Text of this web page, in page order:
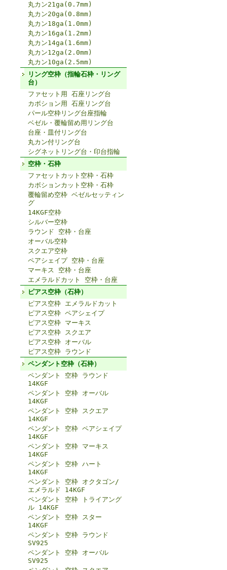
丸カン21ga(0.7mm)
丸カン20ga(0.8mm)
丸カン18ga(1.0mm)
丸カン16ga(1.2mm)
丸カン14ga(1.6mm)
丸カン12ga(2.0mm)
丸カン10ga(2.5mm)
リング空枠（指輪石枠・リング
台）
ファセット用 石座リング台
カボション用 石座リング台
パール空枠リング台座指輪
ベゼル・覆輪留め用リング台
台座・皿付リング台
丸カン付リング台
シグネットリング台・印台指輪
空枠・石枠
ファセットカット空枠・石枠
カボションカット空枠・石枠
覆輪留め空枠 ベゼルセッティン
グ
14KGF空枠
シルバー空枠
ラウンド 空枠・台座
オーバル空枠
スクエア空枠
ペアシェイプ 空枠・台座
マーキス 空枠・台座
エメラルドカット 空枠・台座
ピアス空枠（石枠）
ピアス空枠 エメラルドカット
ピアス空枠 ペアシェイプ
ピアス空枠 マーキス
ピアス空枠 スクエア
ピアス空枠 オーバル
ピアス空枠 ラウンド
ペンダント空枠（石枠）
ペンダント 空枠 ラウンド
14KGF
ペンダント 空枠 オーバル
14KGF
ペンダント 空枠 スクエア
14KGF
ペンダント 空枠 ペアシェイプ
14KGF
ペンダント 空枠 マーキス
14KGF
ペンダント 空枠 ハート
14KGF
ペンダント 空枠 オクタゴン/
エメラルド 14KGF
ペンダント 空枠 トライアング
ル 14KGF
ペンダント 空枠 スター
14KGF
ペンダント 空枠 ラウンド
SV925
ペンダント 空枠 オーバル
SV925